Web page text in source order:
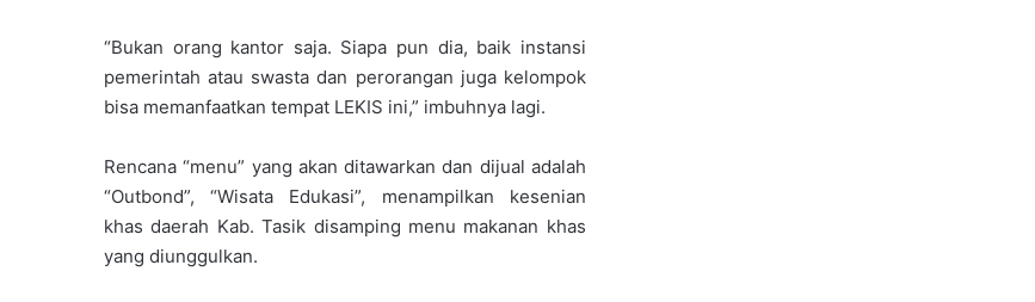
“Bukan orang kantor saja. Siapa pun dia, baik instansi
pemerintah atau swasta dan perorangan juga kelompok
bisa memanfaatkan tempat LEKIS ini,” imbuhnya lagi.
Rencana “menu” yang akan ditawarkan dan dijual adalah
“Outbond”, “Wisata Edukasi”, menampilkan kesenian
khas daerah Kab. Tasik disamping menu makanan khas
yang diunggulkan.